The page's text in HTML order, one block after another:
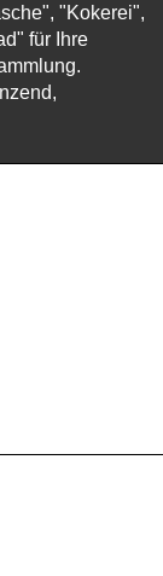
"Kokerei",
für Ihre